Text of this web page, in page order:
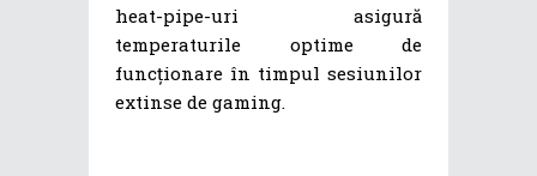
heat-pipe-uri asigură
temperaturile optime de
funcționare în timpul sesiunilor
extinse de gaming.